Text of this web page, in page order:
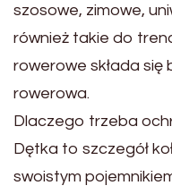
szosowe, zimowe,
również takie do
rowerowe składa
rowerowa.
Dlaczego trzeba
Dętka to szczegół
swoistym